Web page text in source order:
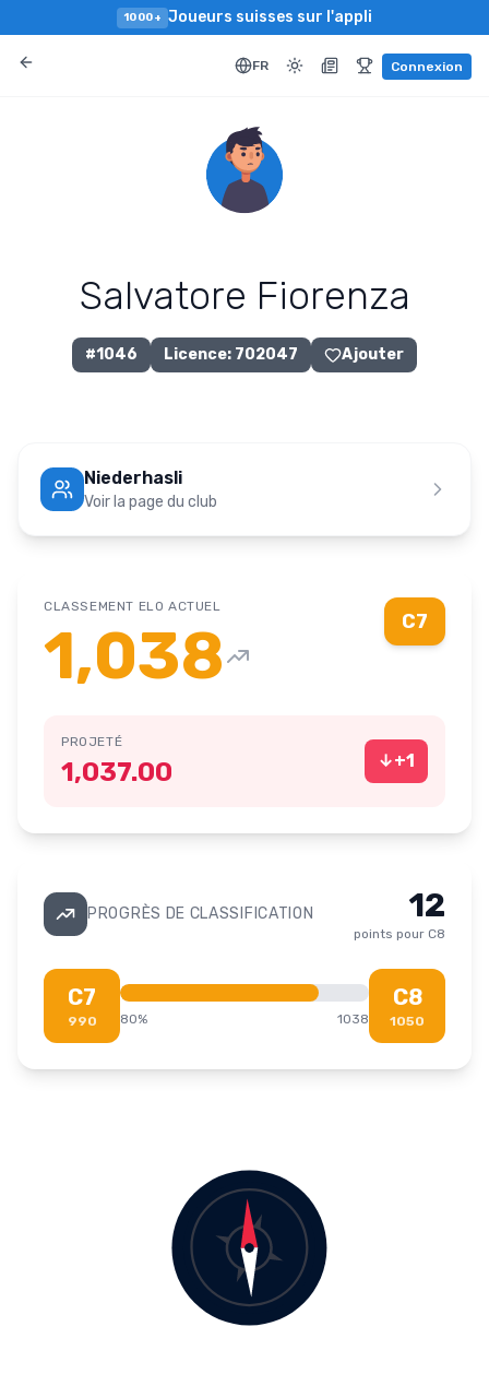
1000+ Joueurs suisses sur l'appli
FR Connexion
Salvatore Fiorenza
#1046 Licence: 702047 Ajouter
Niederhasli
Voir la page du club
C7
CLASSEMENT ELO ACTUEL
1,038
PROJETÉ
1,037.00 ↓+1
PROGRÈS DE CLASSIFICATION 12
points pour C8
C7
990 80% 1038
C8
1050